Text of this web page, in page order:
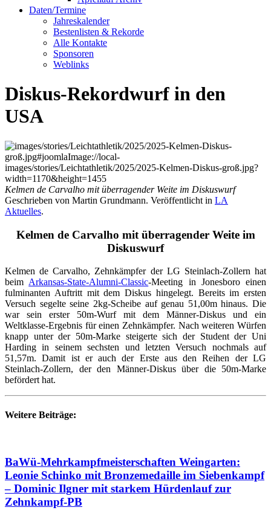
Daten/Termine
Jahreskalender
Bestenlisten & Rekorde
Alle Kontakte
Sponsoren
Weblinks
Diskus-Rekordwurf in den
USA
Kelmen de Carvalho mit überragender Weite im Diskuswurf
Geschrieben von Martin Grundmann. Veröffentlicht in LA
Aktuelles.
Kelmen de Carvalho mit überragender Weite im
Diskuswurf
Kelmen de Carvalho, Zehnkämpfer der LG Steinlach-Zollern hat
beim Arkansas-State-Alumni-Classic-Meeting in Jonesboro einen
fulminanten Auftritt mit dem Diskus hingelegt. Bereits im ersten
Versuch segelte seine 2kg-Scheibe auf genau 51,00m hinaus. Die
war sein erster 50m-Wurf mit dem Männer-Diskus und ein
Weltklasse-Ergebnis für einen Zehnkämpfer. Nach weiteren Würfen
knapp unter der 50m-Marke steigerte sich der Student der Uni
Harding in seinem sechsten und letzten Versuch nochmals auf
51,57m. Damit ist er auch der Erste aus den Reihen der LG
Steinlach-Zollern, der den Männer-Diskus über die 50m-Marke
befördert hat.
Weitere Beiträge:
BaWü-Mehrkampfmeisterschaften Weingarten:
Leonie Schinko mit Bronzemedaille im Siebenkampf
– Dominic Ilgner mit starkem Hürdenlauf zur
Zehnkampf-PB